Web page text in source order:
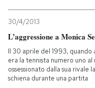
Cultura
Economia
Sport
PODCAST
30/4/2013
L’aggressione a Monica
Il 30 aprile del 1993, quando
era la tennista numero uno al
ossessionato dalla sua rivale
schiena durante una partita